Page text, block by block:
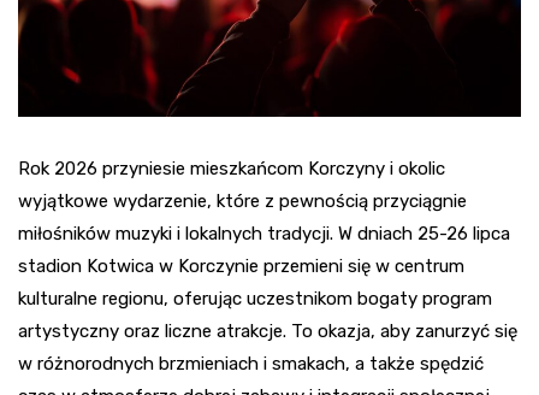
Rok 2026 przyniesie mieszkańcom Korczyny i okolic
wyjątkowe wydarzenie, które z pewnością przyciągnie
miłośników muzyki i lokalnych tradycji. W dniach 25-26 lipca
stadion Kotwica w Korczynie przemieni się w centrum
kulturalne regionu, oferując uczestnikom bogaty program
artystyczny oraz liczne atrakcje. To okazja, aby zanurzyć się
w różnorodnych brzmieniach i smakach, a także spędzić